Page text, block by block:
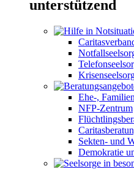
unterstützend
Ehe-,
NFP-Zentrum
Sekten- und
Demokratie